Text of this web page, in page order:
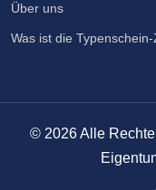
Über uns
Was ist die
© 2026Alle Rechte